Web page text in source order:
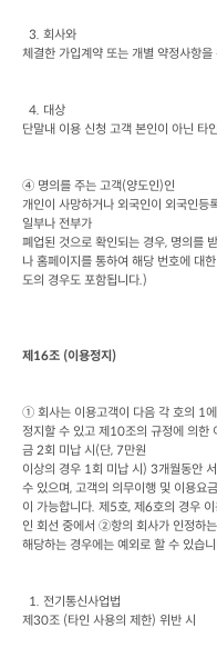
  3.
회사와
체결한 가입계약 또는 개별 약정사항을
  4.
대상
단말내 이용 신청 고객 본인이 아닌 타
④ 명의를 주는 고객(양도인)인
개인이 사망하거나 외국인이 외국인등
일부나 전부가
폐업된 것으로 확인되는 경우, 명의를
나 홈페이지를 통하여 해당 번호에 대
도의 경우도 포함됩니다.)
제 16조 (이용정지 )
① 회사는 이용고객이 다음 각 호의 1
정지할 수 있고 제 10조의 규정에 의한
금 2회 미납 시 (단, 7만원
이상의 경우 1회 미납 시 ) 3개월동안
수 있으며, 고객의 의무이행 및 이용요
이 가능합니다. 제 5호, 제 6호의 경우
인 회선 중에서 ②항의 회사가 인정하
해당하는 경우에는 예외로 할 수 있습
  1.
전기통신사업법
제 30조 (타인 사용의 제한) 위반 시